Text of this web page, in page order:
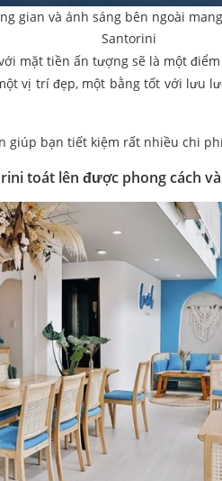
gian và ánh sáng bên ngoài
Santorini
mặt tiền ấn tượng sẽ là một
vị trí đẹp, một bằng tốt với lưu
giúp bạn tiết kiệm rất nhiều chi
toát lên được phong cách